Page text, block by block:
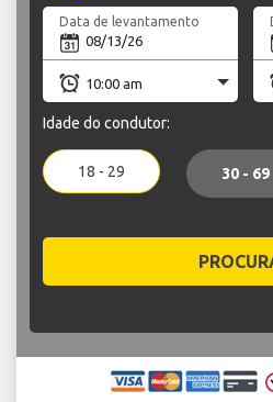
Data de levantamento
Idade do condutor:
18 - 29 30 - 69